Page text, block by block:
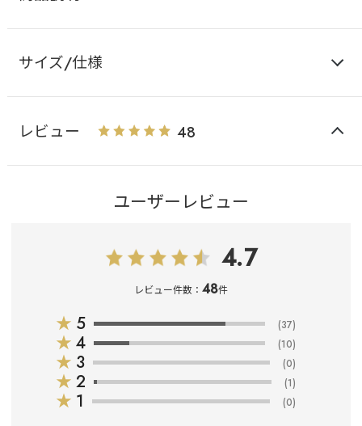
サイズ/仕様
レビュー 48
ユーザーレビュー
4.7
レビュー件数： 48件
★ 5 (37)
★ 4 (10)
★ 3 (0)
★ 2 (1)
★ 1 (0)